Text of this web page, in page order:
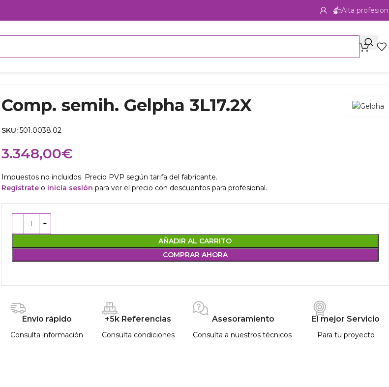
Alta
Comp. semih. Gelpha 3L17.2X
SKU: 501.0038.02
3.348,00€
Impuestos no incluidos. Precio PVP según tarifa del fabricante.
Regístrateo inicia sesión para ver el precio con descuentos para profesional.
AÑADIR AL CARRITO
COMPRAR AHORA
Envío rápido
Consulta información
+5k Referencias
Consulta condiciones
Asesoramiento
Consulta a nuestros técnicos
El mejor Servicio
Para tu proyecto